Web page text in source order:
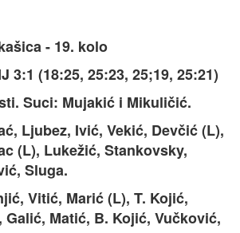
- 19. kolo
3:1 (18:25, 25:23, 25;19, 25:21)
Suci: Mujakić i Mikuličić.
Ljubez, Ivić, Vekić, Devčić (L),
(L), Lukežić, Stankovsky,
Sluga.
Vitić, Marić (L), T. Kojić,
Galić, Matić, B. Kojić, Vučković,